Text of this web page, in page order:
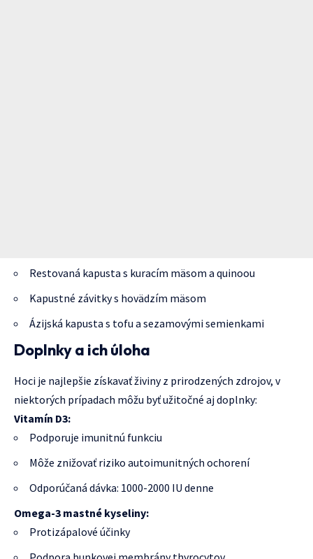
Restovaná kapusta s kuracím mäsom a quinoou
Kapustné závitky s hovädzím mäsom
Ázijská kapusta s tofu a sezamovými semienkami
Doplnky a ich úloha
Hoci je najlepšie získavať živiny z prirodzených zdrojov, v
niektorých prípadach môžu byť užitočné aj doplnky:
Vitamín D3:
Podporuje imunitnú funkciu
Môže znižovať riziko autoimunitných ochorení
Odporúčaná dávka: 1000-2000 IU denne
Omega-3 mastné kyseliny:
Protizápalové účinky